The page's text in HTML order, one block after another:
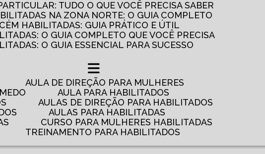
TUDO O QUE VOCÊ PRECISA SABER
NA ZONA NORTE: O GUIA COMPLETO
HABILITADAS: GUIA PRÁTICO E ÚTIL
O GUIA COMPLETO QUE VOCÊ PRECISA
O GUIA ESSENCIAL PARA SUCESSO
AULA DE DIREÇÃO PARA MULHERES
AULA PARA HABILITADOS
AULAS DE DIREÇÃO PARA HABILITADOS
AULAS PARA HABILITADAS
CURSO PARA MULHERES HABILITADAS
TREINAMENTO PARA HABILITADOS